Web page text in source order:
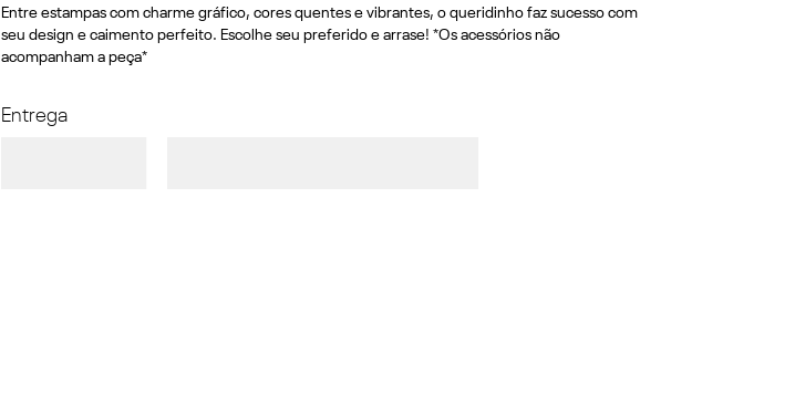
Entre estampas com charme gráfico, cores quentes e vibrantes, o queridinho faz sucesso com
seu design e caimento perfeito. Escolhe seu preferido e arrase! *Os acessórios não
acompanham a peça*
Entrega